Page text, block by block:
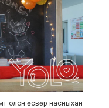
олон өсвөр насныхан